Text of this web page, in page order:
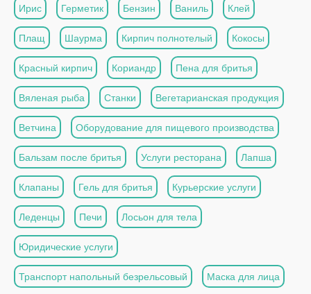
Ирис Герметик Бензин Ваниль Клей
Плащ Шаурма Кирпич полнотелый Кокосы
Красный кирпич Кориандр Пена для бритья
Вяленая рыба Станки Вегетарианская продукция
Ветчина Оборудование для пищевого производства
Бальзам после бритья Услуги ресторана Лапша
Клапаны Гель для бритья Курьерские услуги
Леденцы Печи Лосьон для тела
Юридические услуги
Транспорт напольный безрельсовый Маска для лица